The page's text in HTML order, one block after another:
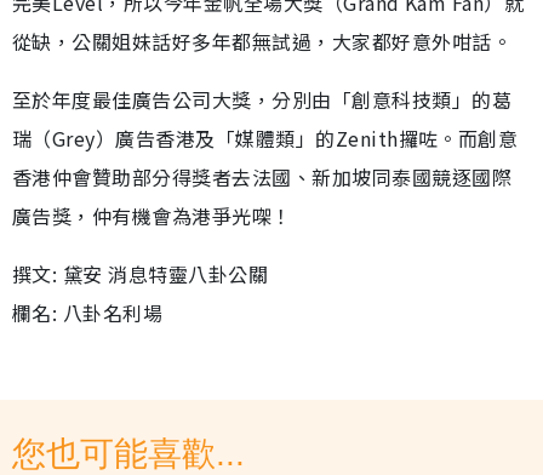
從缺，公關姐妹話好多年都無試過，大家都好意外咁話。
至於年度最佳廣告公司大獎，分別由「創意科技類」的葛
瑞（Grey）廣告香港及「媒體類」的Zenith攞咗。而創意
香港仲會贊助部分得獎者去法國、新加坡同泰國競逐國際
廣告獎，仲有機會為港爭光㗎！
撰文: 黛安 消息特靈八卦公關
欄名: 八卦名利場
您也可能喜歡...